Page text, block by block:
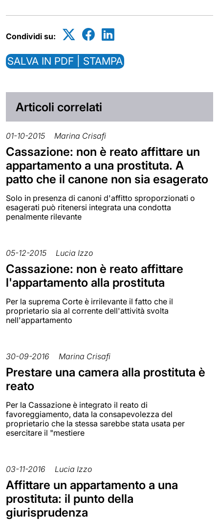
Condividi su:
SALVA IN PDF | STAMPA
Articoli correlati
01-10-2015 Marina Crisafi
Cassazione: non è reato affittare un
appartamento a una prostituta. A
patto che il canone non sia esagerato
Solo in presenza di canoni d'affitto sproporzionati o
esagerati può ritenersi integrata una condotta
penalmente rilevante
05-12-2015 Lucia Izzo
Cassazione: non è reato affittare
l'appartamento alla prostituta
Per la suprema Corte è irrilevante il fatto che il
proprietario sia al corrente dell'attività svolta
nell'appartamento
30-09-2016 Marina Crisafi
Prestare una camera alla prostituta è
reato
Per la Cassazione è integrato il reato di
favoreggiamento, data la consapevolezza del
proprietario che la stessa sarebbe stata usata per
esercitare il "mestiere
03-11-2016 Lucia Izzo
Affittare un appartamento a una
prostituta: il punto della
giurisprudenza